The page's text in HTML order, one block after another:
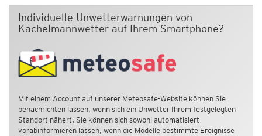
Individuelle Unwetterwarnungen von
Kachelmannwetter auf Ihrem Smartphone?
Mit einem Account auf unserer Meteosafe-Website können Sie
benachrichten lassen, wenn sich ein Unwetter Ihrem festgelegten
Standort nähert. Sie können sich sowohl automatisiert
vorabinformieren lassen, wenn die Modelle bestimmte Ereignisse